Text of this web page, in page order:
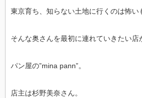
東京育ち、知らない土地に行くのは怖い
そんな奥さんを最初に連れていきたい店
パン屋の”mina pann”。
店主は杉野美奈さん。